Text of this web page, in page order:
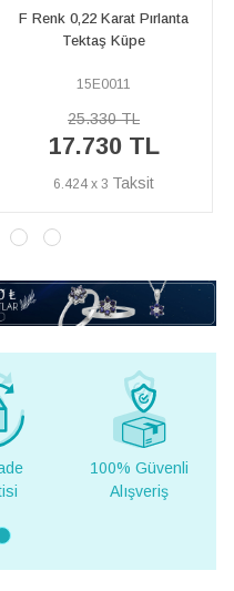
G Renk 0,10 Karat Pırlanta
Tektaş Çiçek Küpe
15E0003
%40
İNDİRİM
20.450 TL
12.270 TL
4.446 x 3
100% Güvenli
Yurt